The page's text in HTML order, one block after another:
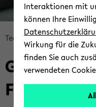
skip
breadcrumb
navigation
to
main
Tech­ni­sche Fa­kul­tät
Gre­mi­en
Fa­kul­tät
Interaktionen mit
können Ihre
Wirkung für die
finden Sie auch
verwendeten